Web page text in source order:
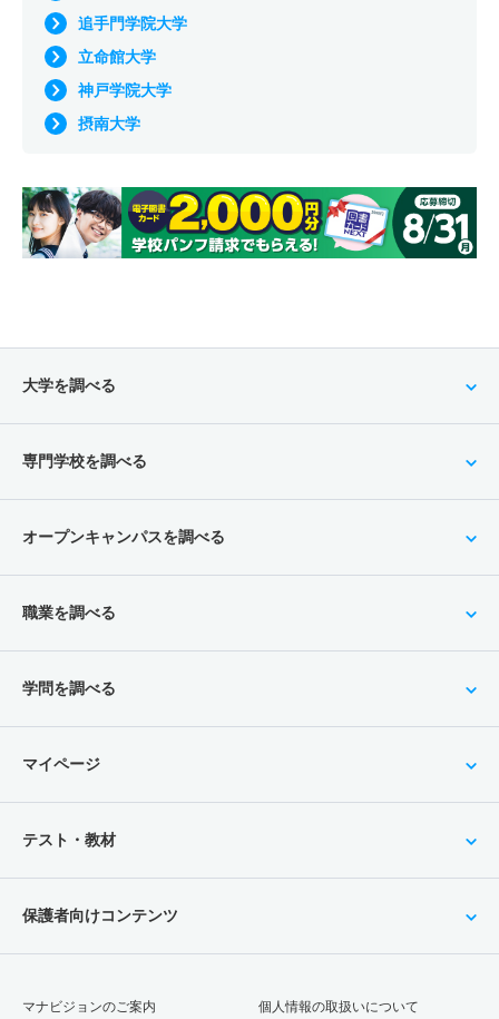
追手門学院大学
立命館大学
神戸学院大学
摂南大学
大学を調べる
専門学校を調べる
オープンキャンパスを調べる
職業を調べる
学問を調べる
マイページ
テスト・教材
保護者向けコンテンツ
マナビジョンのご案内 個人情報の取扱いについて